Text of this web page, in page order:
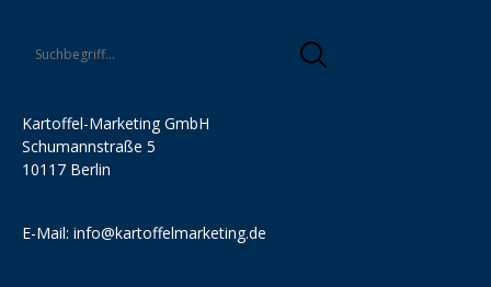
Kartoffel-Marketing GmbH
Schumannstraße 5
10117 Berlin
E-Mail: info@kartoffelmarketing.de